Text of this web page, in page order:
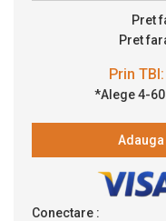
Pret
Pret
*Alege 4-
Conectare :